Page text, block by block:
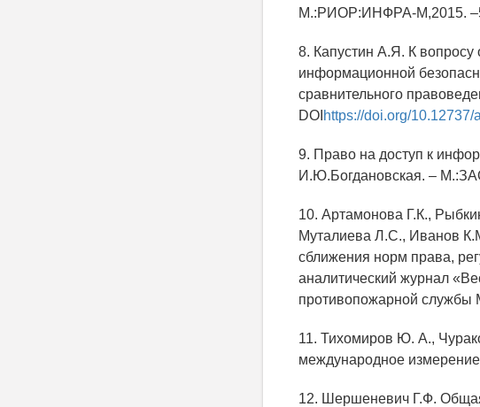
М.:РИОР:ИНФРА-М,2015.
8. Капустин А.Я. К
информационной
сравнительного
DOI https://doi.org/
9. Право на доступ к
И.Ю.Богдановская. –
10. Артамонова Г.К.,
Муталиева Л.С., Иванов
сближения норм права,
аналитический журнал
противопожарной
11. Тихомиров Ю. А.,
международное
12. Шершеневич Г.Ф.